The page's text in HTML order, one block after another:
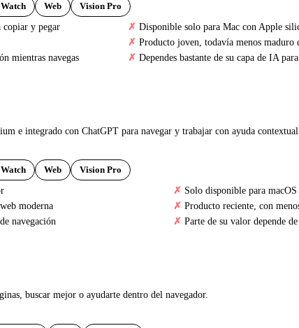
Web Vision Pro
copiar y pegar
mientras navegas
Disponible solo para Mac con Apple
Producto joven, todavía menos maduro
Dependes bastante de su capa de IA
e integrado con ChatGPT para navegar y trabajar con ayuda contextual.
Web Vision Pro
moderna
navegación
Solo disponible para
Producto reciente, con
Parte de su valor depende
buscar mejor o ayudarte dentro del navegador.